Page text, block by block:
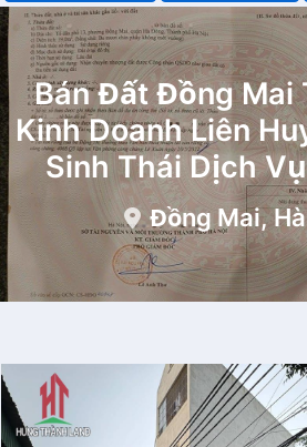
Bán Đất Đồng Mai
Kinh Doanh Liên
Sinh Thái Dịch
Đồng Mai,